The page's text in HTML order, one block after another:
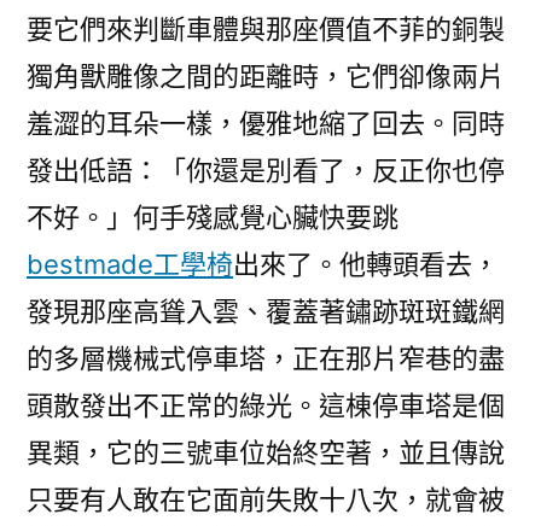
要它們來判斷車體與那座價值不菲的銅製
獨角獸雕像之間的距離時，它們卻像兩片
羞澀的耳朵一樣，優雅地縮了回去。同時
發出低語：「你還是別看了，反正你也停
不好。」何手殘感覺心臟快要跳
bestmade工學椅出來了。他轉頭看去，
發現那座高聳入雲、覆蓋著鏽跡斑斑鐵網
的多層機械式停車塔，正在那片窄巷的盡
頭散發出不正常的綠光。這棟停車塔是個
異類，它的三號車位始終空著，並且傳說
只要有人敢在它面前失敗十八次，就會被